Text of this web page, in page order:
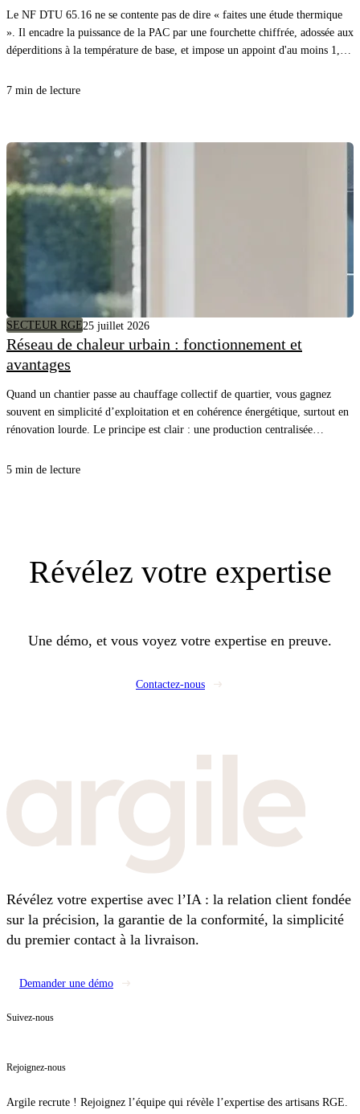
Le NF DTU 65.16 ne se contente pas de dire « faites une étude thermique
». Il encadre la puissance de la PAC par une fourchette chiffrée, adossée aux
déperditions à la température de base, et impose un appoint d'au moins 1,2
chiffré du DTU lui-même.
7 min de lecture
SECTEUR RGE25 juillet 2026
Réseau de chaleur urbain : fonctionnement et
avantages
Quand un chantier passe au chauffage collectif de quartier, vous gagnez
souvent en simplicité d’exploitation et en cohérence énergétique, surtout en
rénovation lourde. Le principe est clair : une production centralisée
stations et l’équilibrage. Pour vos clients, c’est une facture plus stable et
5 min de lecture
Révélez votre expertise
Une démo, et vous voyez votre expertise en preuve.
Contactez-nous
Révélez votre expertise avec l’IA : la relation client fondée
sur la précision, la garantie de la conformité, la simplicité
du premier contact à la livraison.
Demander une démo
Suivez-nous
Rejoignez-nous
Argile recrute ! Rejoignez l’équipe qui révèle l’expertise des artisans RGE.